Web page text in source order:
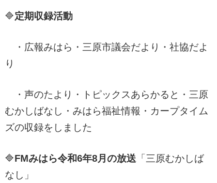
🔷定期収録活動
・広報みはら・三原市議会だより・社協だよ
り
・声のたより・トピックスあらかると・三原
むかしばなし・みはら福祉情報・カープタイム
ズの収録をしました
🔷FMみはら令和6年8月の放送 「三原むかしば
なし」